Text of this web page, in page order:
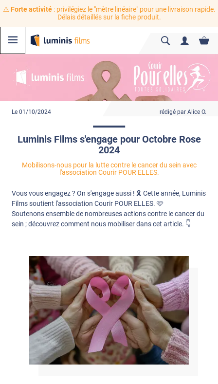
⚠️ Forte activité: privilégiez le "mètre linéaire" pour une livraison rapide.
Délais détaillés sur la fiche produit.
Le 01/10/2024 rédigé par Alice O.
Luminis Films s'engage pour Octobre Rose
2024
Mobilisons-nous pour la lutte contre le cancer du sein avec
l'association Courir POUR ELLES.
Vous vous engagez ? On s'engage aussi ! 🎗️ Cette année, Luminis
Films soutient l'association Courir POUR ELLES. 🩷
Soutenons ensemble de nombreuses actions contre le cancer du
sein ; découvrez comment nous mobiliser dans cet article. 👇